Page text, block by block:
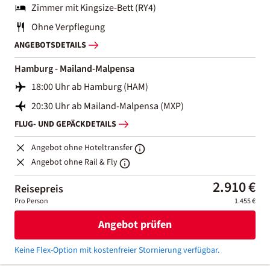
Zimmer mit Kingsize-Bett (RY4)
Ohne Verpflegung
ANGEBOTSDETAILS
Hamburg - Mailand-Malpensa
18:00 Uhr ab Hamburg (HAM)
20:30 Uhr ab Mailand-Malpensa (MXP)
FLUG- UND GEPÄCKDETAILS
Angebot ohne Hoteltransfer
Angebot ohne Rail & Fly
Reisepreis 2.910 €
Pro Person 1.455 €
Angebot prüfen
Keine Flex-Option mit kostenfreier Stornierung verfügbar.